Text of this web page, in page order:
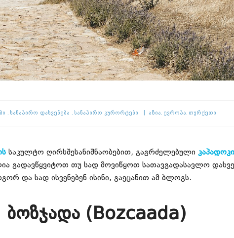
Სანაპირო Დასვენება Სანაპირო Კურორტები Აზია Ევროპა Თურქეთი
საკულტო ღირსშესანიშნაობებით, გაგრძელებული
გადავწყვიტოთ თუ სად მოვიწყოთ სათავგადასავლო
და სად ისვენებენ ისინი, გაეცანით ამ ბლოგს.
ბოზჯადა (Bozcaada)